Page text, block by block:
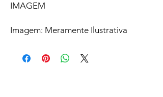
IMAGEM
Imagem: Meramente Ilustrativa